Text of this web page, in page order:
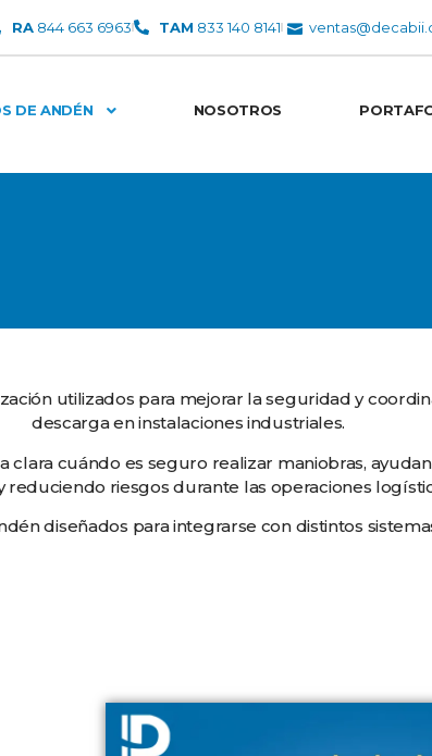
RA844 663 6963 TAM 833 140 8141
DE ANDÉN NOSOTROS
utilizados para mejorar la seguridad y
descarga en instalaciones industriales.
clara cuándo es seguro realizar maniobras,
reduciendo riesgos durante las operaciones
diseñados para integrarse con distintos